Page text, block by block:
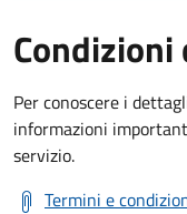
Per conoscere i
informazioni
servizio.
Termini e